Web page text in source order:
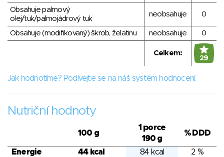
Obsahuje palmový
olej/tuk/palmojádrový tuk
neobsahuje 0
Obsahuje (modifikovaný) škrob, želatinu neobsahuje 0
Celkem:
29
Jak hodnotíme? Podívejte se na náš systém hodnocení.
Nutriční hodnoty
100 g
1 porce
190 g
% DDD
Energie 44 kcal 84 kcal
2 %